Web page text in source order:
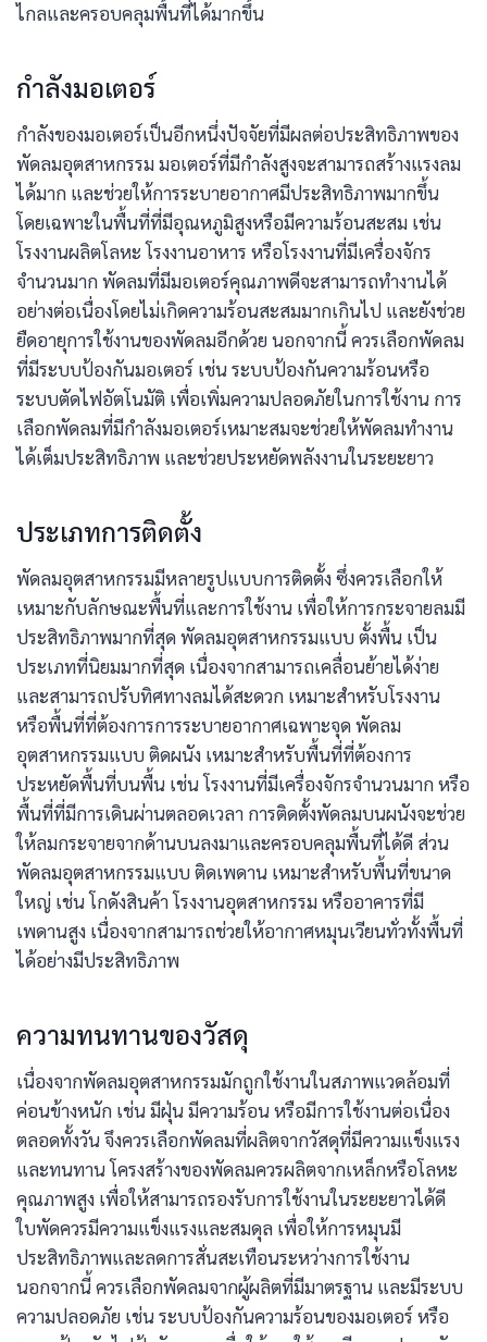
ไกลและครอบคลุมพื้นที่ได้มากขึ้น
กำลังมอเตอร์
กำลังของมอเตอร์เป็นอีกหนึ่งปัจจัยที่มีผลต่อประสิทธิภาพของ
พัดลมอุตสาหกรรม มอเตอร์ที่มีกำลังสูงจะสามารถสร้างแรงลม
ได้มาก และช่วยให้การระบายอากาศมีประสิทธิภาพมากขึ้น
โดยเฉพาะในพื้นที่ที่มีอุณหภูมิสูงหรือมีความร้อนสะสม เช่น
โรงงานผลิตโลหะ โรงงานอาหาร หรือโรงงานที่มีเครื่องจักร
จำนวนมาก พัดลมที่มีมอเตอร์คุณภาพดีจะสามารถทำงานได้
อย่างต่อเนื่องโดยไม่เกิดความร้อนสะสมมากเกินไป และยังช่วย
ยืดอายุการใช้งานของพัดลมอีกด้วย นอกจากนี้ ควรเลือกพัดลม
ที่มีระบบป้องกันมอเตอร์ เช่น ระบบป้องกันความร้อนหรือ
ระบบตัดไฟอัตโนมัติ เพื่อเพิ่มความปลอดภัยในการใช้งาน การ
เลือกพัดลมที่มีกำลังมอเตอร์เหมาะสมจะช่วยให้พัดลมทำงาน
ได้เต็มประสิทธิภาพ และช่วยประหยัดพลังงานในระยะยาว
ประเภทการติดตั้ง
พัดลมอุตสาหกรรมมีหลายรูปแบบการติดตั้ง ซึ่งควรเลือกให้
เหมาะกับลักษณะพื้นที่และการใช้งาน เพื่อให้การกระจายลมมี
ประสิทธิภาพมากที่สุด พัดลมอุตสาหกรรมแบบ ตั้งพื้น เป็น
ประเภทที่นิยมมากที่สุด เนื่องจากสามารถเคลื่อนย้ายได้ง่าย
และสามารถปรับทิศทางลมได้สะดวก เหมาะสำหรับโรงงาน
หรือพื้นที่ที่ต้องการการระบายอากาศเฉพาะจุด พัดลม
อุตสาหกรรมแบบ ติดผนัง เหมาะสำหรับพื้นที่ที่ต้องการ
ประหยัดพื้นที่บนพื้น เช่น โรงงานที่มีเครื่องจักรจำนวนมาก หรือ
พื้นที่ที่มีการเดินผ่านตลอดเวลา การติดตั้งพัดลมบนผนังจะช่วย
ให้ลมกระจายจากด้านบนลงมาและครอบคลุมพื้นที่ได้ดี ส่วน
พัดลมอุตสาหกรรมแบบ ติดเพดาน เหมาะสำหรับพื้นที่ขนาด
ใหญ่ เช่น โกดังสินค้า โรงงานอุตสาหกรรม หรืออาคารที่มี
เพดานสูง เนื่องจากสามารถช่วยให้อากาศหมุนเวียนทั่วทั้งพื้นที่
ได้อย่างมีประสิทธิภาพ
ความทนทานของวัสดุ
เนื่องจากพัดลมอุตสาหกรรมมักถูกใช้งานในสภาพแวดล้อมที่
ค่อนข้างหนัก เช่น มีฝุ่น มีความร้อน หรือมีการใช้งานต่อเนื่อง
ตลอดทั้งวัน จึงควรเลือกพัดลมที่ผลิตจากวัสดุที่มีความแข็งแรง
และทนทาน โครงสร้างของพัดลมควรผลิตจากเหล็กหรือโลหะ
คุณภาพสูง เพื่อให้สามารถรองรับการใช้งานในระยะยาวได้ดี
ใบพัดควรมีความแข็งแรงและสมดุล เพื่อให้การหมุนมี
ประสิทธิภาพและลดการสั่นสะเทือนระหว่างการใช้งาน
นอกจากนี้ ควรเลือกพัดลมจากผู้ผลิตที่มีมาตรฐาน และมีระบบ
ความปลอดภัย เช่น ระบบป้องกันความร้อนของมอเตอร์ หรือ